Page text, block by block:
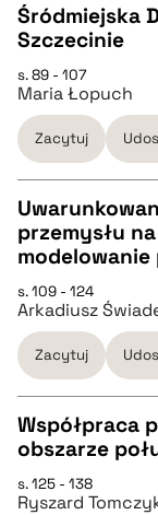
pobierz cytat
pobierz cytat
BIBTEX
pobierz cytat
Śródmiejska
Szczecinie
s. 89 - 107
Maria Łopuch
Zacytuj
CZYSTY TEKST
pobierz cytat
BIBTEX
pobierz cytat
przemysłu
s. 109 - 124
Arkadiusz
Zacytuj
CZYSTY TEKST
Współpraca
obszarze
s. 125 - 138
Ryszard